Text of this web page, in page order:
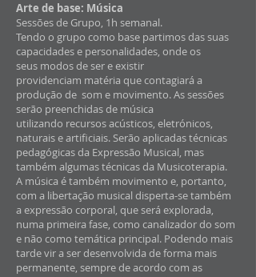
Arte de base: Música
Sessões de Grupo, 1h semanal.
Tendo o grupo como base partimos das suas
capacidades e personalidades, onde os
seus modos de ser e existir
providenciam matéria que contagiará a
produção de som e movimento. As sessões
serão preenchidas de música
utilizando recursos acústicos, eletrónicos,
naturais e artificiais. Serão aplicadas técnicas
pedagógicas da Expressão Musical, mas
também algumas técnicas da Musicoterapia.
A música é também movimento e, portanto,
com a libertação musical disperta-se também
a expressão corporal, que será explorada,
numa primeira fase, como canalizador do som
e não como temática principal. Podendo mais
tarde vir a ser desenvolvida de forma mais
permanente, sempre de acordo com as